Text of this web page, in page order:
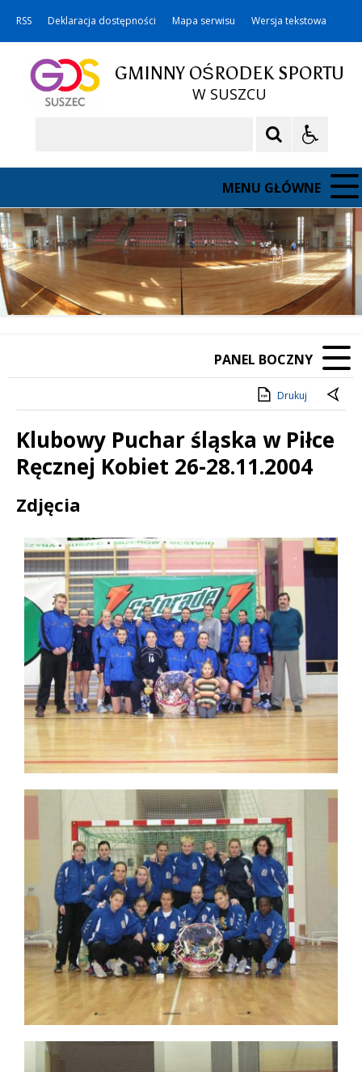
RSS Deklaracja dostępności Mapa serwisu Wersja tekstowa
GMINNY OŚRODEK SPORTU
W SUSZCU
MENU GŁÓWNE
PANEL BOCZNY
Drukuj
Klubowy Puchar śląska w Piłce
Ręcznej Kobiet 26-28.11.2004
Treść
Zdjęcia